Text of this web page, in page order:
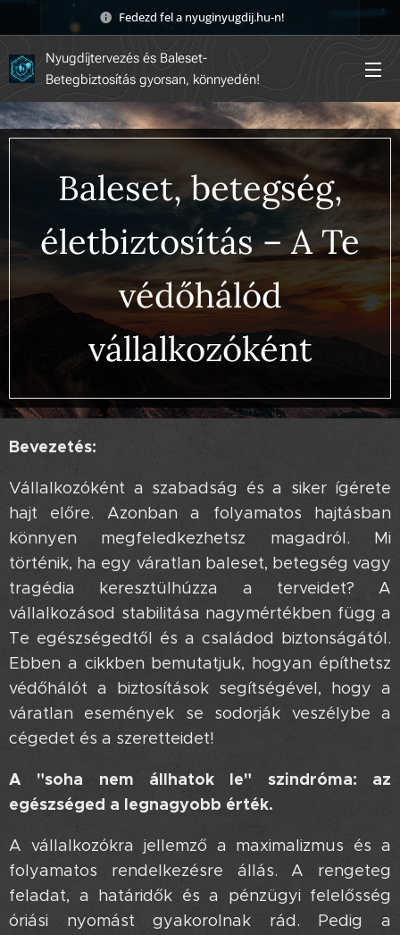
Fedezd fel a nyuginyugdij.hu-n! 🚀
Nyugdíjtervezés és Baleset-
Betegbiztosítás gyorsan, könnyedén!
Baleset, betegség,
életbiztosítás – A Te
védőhálód
vállalkozóként
Bevezetés:
Vállalkozóként a szabadság és a siker ígérete
hajt előre. Azonban a folyamatos hajtásban
könnyen megfeledkezhetsz magadról. Mi
történik, ha egy váratlan baleset, betegség vagy
tragédia keresztülhúzza a terveidet? A
vállalkozásod stabilitása nagymértékben függ a
Te egészségedtől és a családod biztonságától.
Ebben a cikkben bemutatjuk, hogyan építhetsz
védőhálót a biztosítások segítségével, hogy a
váratlan események se sodorják veszélybe a
cégedet és a szeretteidet!
A "soha nem állhatok le" szindróma: az
egészséged a legnagyobb érték.
A vállalkozókra jellemző a maximalizmus és a
folyamatos rendelkezésre állás. A rengeteg
feladat, a határidők és a pénzügyi felelősség
óriási nyomást gyakorolnak rád. Pedig a